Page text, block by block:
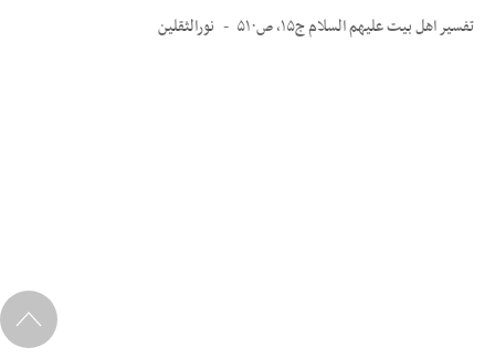
تفسیر اهل بیت علیهم السلام ج۱۵، ص۵۱۰ نورالثقلین